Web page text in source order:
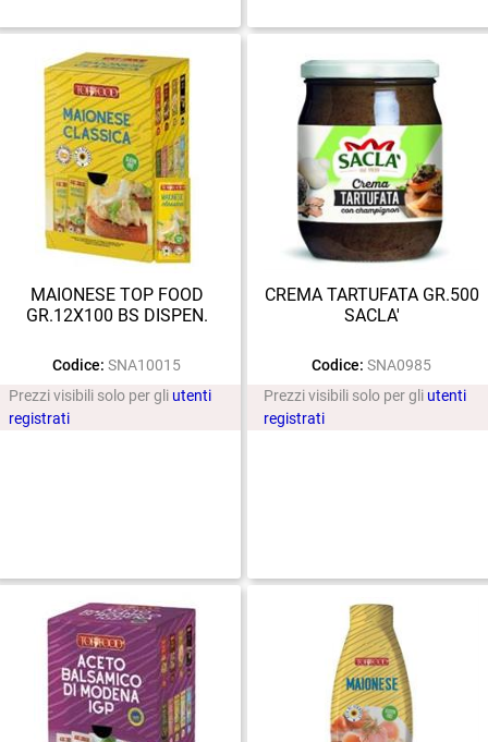
MAIONESE TOP FOOD
GR.12X100 BS DISPEN.
Codice: SNA10015
Prezzi visibili solo per gli utenti
registrati
CREMA TARTUFATA GR.500
SACLA'
Codice: SNA0985
Prezzi visibili solo per gli utenti
registrati